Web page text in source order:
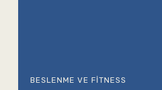
BESLENME VE FITNESS